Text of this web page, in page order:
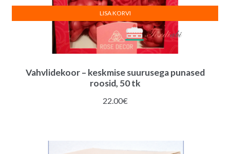
Vahvlidekoor – keskmise suurusega punased
roosid, 50 tk
22.00€
LISA KORVI